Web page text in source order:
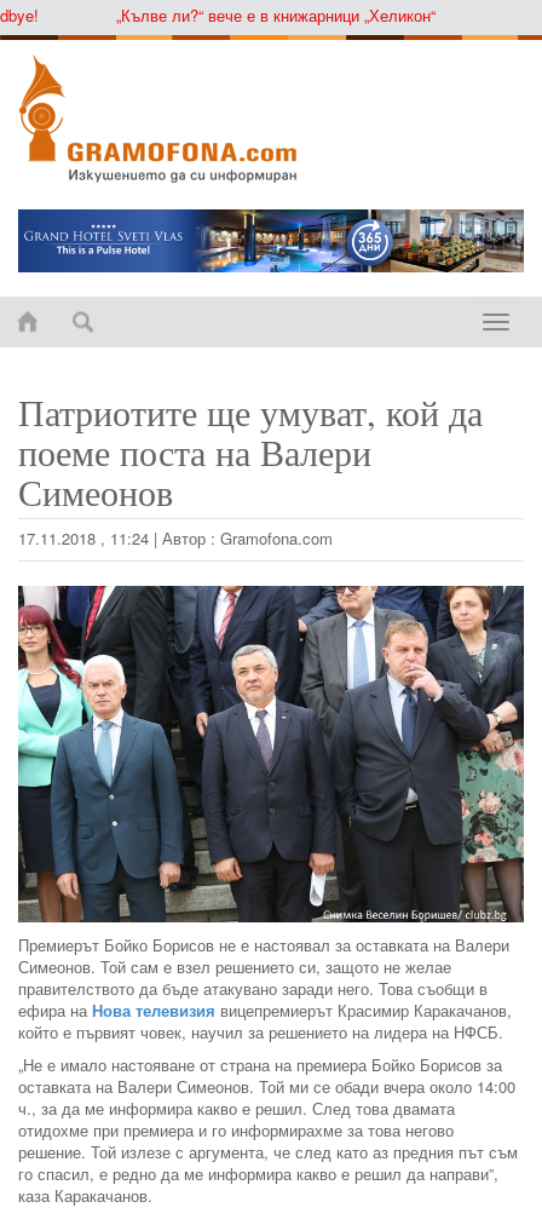
„Кълве ли?“ вече е в книжарници „Хеликон“
Toggle
Патриотите ще умуват, кой да
поеме поста на Валери
Симеонов
17.11.2018 , 11:24 | Автор : Gramofona.com
Премиерът Бойко Борисов не е настоявал за оставката на Валери
Симеонов. Той сам е взел решението си, защото не желае
правителството да бъде атакувано заради него. Това съобщи в
ефира наНова телевизия вицепремиерът Красимир Каракачанов,
който е първият човек, научил за решението на лидера на НФСБ.
„Не е имало настояване от страна на премиера Бойко Борисов за
оставката на Валери Симеонов. Той ми се обади вчера около 14:00
ч., за да ме информира какво е решил. След това двамата
отидохме при премиера и го информирахме за това негово
решение. Той излезе с аргумента, че след като аз предния път съм
го спасил, е редно да ме информира какво е решил да направи”,
каза Каракачанов.